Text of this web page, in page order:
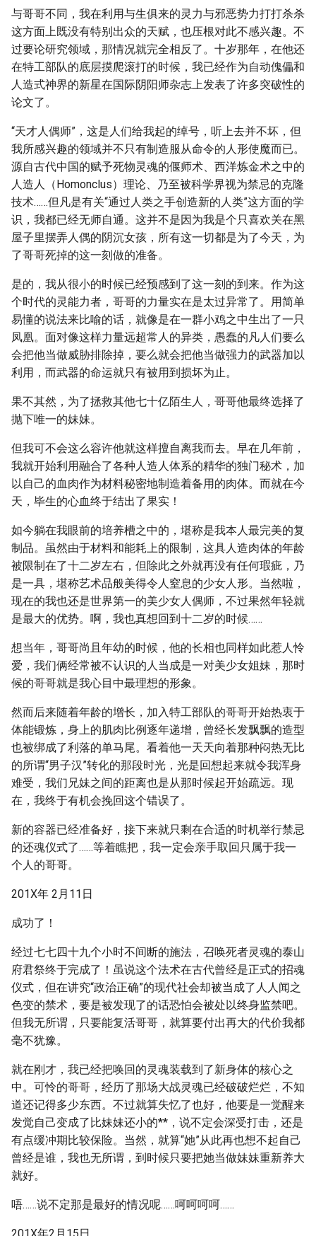
与哥哥不同，我在利用与生俱来的灵力与邪恶势力打打杀杀
这方面上既没有特别出众的天赋，也压根对此不感兴趣。不
过要论研究领域，那情况就完全相反了。十岁那年，在他还
在特工部队的底层摸爬滚打的时候，我已经作为自动傀儡和
人造式神界的新星在国际阴阳师杂志上发表了许多突破性的
论文了。
“天才人偶师”，这是人们给我起的绰号，听上去并不坏，但
我所感兴趣的领域并不只有制造服从命令的人形使魔而已。
源自古代中国的赋予死物灵魂的偃师术、西洋炼金术之中的
人造人（Homonclus）理论、乃至被科学界视为禁忌的克隆
技术……但凡是有关“通过人类之手创造新的人类”这方面的学
识，我都已经无师自通。这并不是因为我是个只喜欢关在黑
屋子里摆弄人偶的阴沉女孩，所有这一切都是为了今天，为
了哥哥死掉的这一刻做的准备。
是的，我从很小的时候已经预感到了这一刻的到来。作为这
个时代的灵能力者，哥哥的力量实在是太过异常了。用简单
易懂的说法来比喻的话，就像是在一群小鸡之中生出了一只
凤凰。面对像这样力量远超常人的异类，愚蠢的凡人们要么
会把他当做威胁排除掉，要么就会把他当做强力的武器加以
利用，而武器的命运就只有被用到损坏为止。
果不其然，为了拯救其他七十亿陌生人，哥哥他最终选择了
抛下唯一的妹妹。
但我可不会这么容许他就这样擅自离我而去。早在几年前，
我就开始利用融合了各种人造人体系的精华的独门秘术，加
以自己的血肉作为材料秘密地制造着备用的肉体。而就在今
天，毕生的心血终于结出了果实！
如今躺在我眼前的培养槽之中的，堪称是我本人最完美的复
制品。虽然由于材料和能耗上的限制，这具人造肉体的年龄
被限制在了十二岁左右，但除此之外就再没有任何瑕疵，乃
是一具，堪称艺术品般美得令人窒息的少女人形。当然啦，
现在的我也还是世界第一的美少女人偶师，不过果然年轻就
是最大的优势。啊，我也真想回到十二岁的时候……
想当年，哥哥尚且年幼的时候，他的长相也同样如此惹人怜
爱，我们俩经常被不认识的人当成是一对美少女姐妹，那时
候的哥哥就是我心目中最理想的形象。
然而后来随着年龄的增长，加入特工部队的哥哥开始热衷于
体能锻炼，身上的肌肉比例逐年递增，曾经长发飘飘的造型
也被绑成了利落的单马尾。看着他一天天向着那种闷热无比
的所谓“男子汉”转化的那段时光，光是回想起来就令我浑身
难受，我们兄妹之间的距离也是从那时候起开始疏远。现
在，我终于有机会挽回这个错误了。
新的容器已经准备好，接下来就只剩在合适的时机举行禁忌
的还魂仪式了……等着瞧把，我一定会亲手取回只属于我一
个人的哥哥。
201X年 2月11日
成功了！
经过七七四十九个小时不间断的施法，召唤死者灵魂的泰山
府君祭终于完成了！虽说这个法术在古代曾经是正式的招魂
仪式，但在讲究“政治正确”的现代社会却被当成了人人闻之
色变的禁术，要是被发现了的话恐怕会被处以终身监禁吧。
但我无所谓，只要能复活哥哥，就算要付出再大的代价我都
毫不犹豫。
就在刚才，我已经把唤回的灵魂装载到了新身体的核心之
中。可怜的哥哥，经历了那场大战灵魂已经破破烂烂，不知
道还记得多少东西。不过就算失忆了也好，他要是一觉醒来
发觉自己变成了比妹妹还小的**，说不定会深受打击，还是
有点缓冲期比较保险。当然，就算“她”从此再也想不起自己
曾经是谁，我也无所谓，到时候只要把她当做妹妹重新养大
就好。
唔……说不定那是最好的情况呢……呵呵呵呵……